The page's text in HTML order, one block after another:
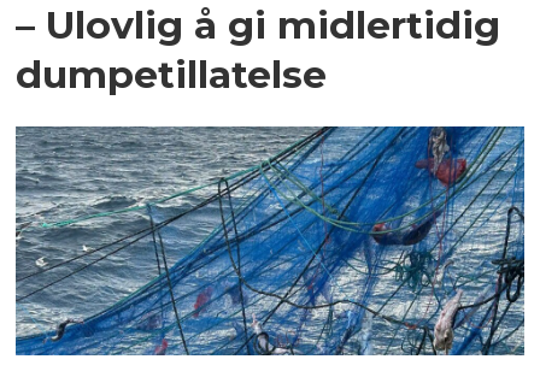
– Ulovlig å gi midlertidig
dumpetillatelse